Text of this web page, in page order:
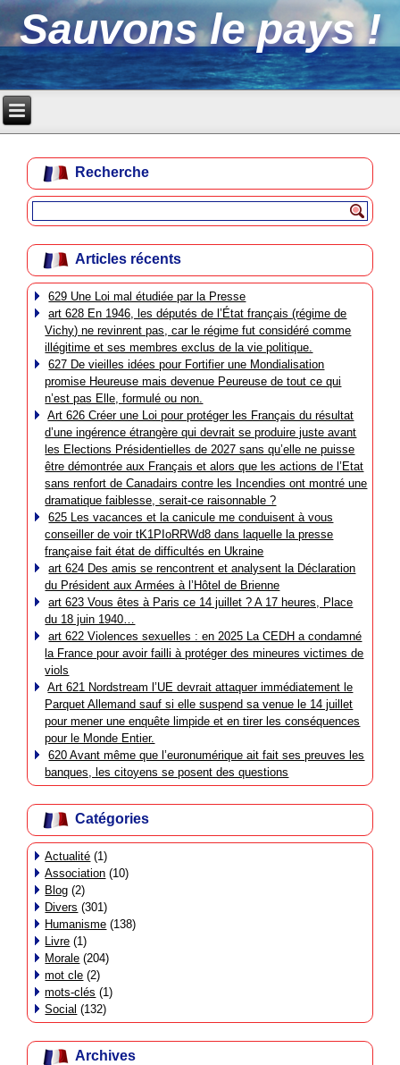
Sauvons le pays !
Recherche
Articles récents
629 Une Loi mal étudiée par la Presse
art 628 En 1946, les députés de l’État français (régime de
Vichy) ne revinrent pas, car le régime fut considéré comme
illégitime et ses membres exclus de la vie politique.
627 De vieilles idées pour Fortifier une Mondialisation
promise Heureuse mais devenue Peureuse de tout ce qui
n’est pas Elle, formulé ou non.
Art 626 Créer une Loi pour protéger les Français du résultat
d’une ingérence étrangère qui devrait se produire juste avant
les Elections Présidentielles de 2027 sans qu’elle ne puisse
être démontrée aux Français et alors que les actions de l’Etat
sans renfort de Canadairs contre les Incendies ont montré une
dramatique faiblesse, serait-ce raisonnable ?
625 Les vacances et la canicule me conduisent à vous
conseiller de voir tK1PIoRRWd8 dans laquelle la presse
française fait état de difficultés en Ukraine
art 624 Des amis se rencontrent et analysent la Déclaration
du Président aux Armées à l’Hôtel de Brienne
art 623 Vous êtes à Paris ce 14 juillet ? A 17 heures, Place
du 18 juin 1940…
art 622 Violences sexuelles : en 2025 La CEDH a condamné
la France pour avoir failli à protéger des mineures victimes de
viols
Art 621 Nordstream l’UE devrait attaquer immédiatement le
Parquet Allemand sauf si elle suspend sa venue le 14 juillet
pour mener une enquête limpide et en tirer les conséquences
pour le Monde Entier.
620 Avant même que l’euronumérique ait fait ses preuves les
banques, les citoyens se posent des questions
Catégories
Actualité (1)
Association (10)
Blog (2)
Divers (301)
Humanisme (138)
Livre (1)
Morale (204)
mot cle (2)
mots-clés (1)
Social (132)
Archives